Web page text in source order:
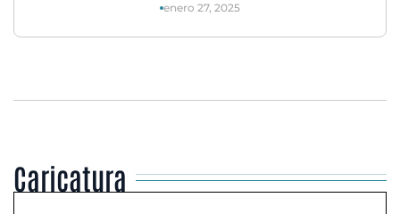
enero 27, 2025
Caricatura